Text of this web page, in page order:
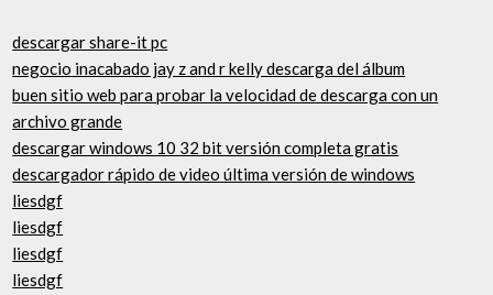
descargar share-it pc
negocio inacabado jay z and r kelly descarga del álbum
buen sitio web para probar la velocidad de descarga con un
archivo grande
descargar windows 10 32 bit versión completa gratis
descargador rápido de video última versión de windows
liesdgf
liesdgf
liesdgf
liesdgf